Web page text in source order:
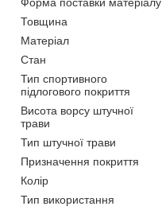
Товщина
Матеріал
Стан
Тип спортивного
підлогового покриття
Висота ворсу штучної
трави
Тип штучної трави
Призначення покриття
Колір
Тип використання